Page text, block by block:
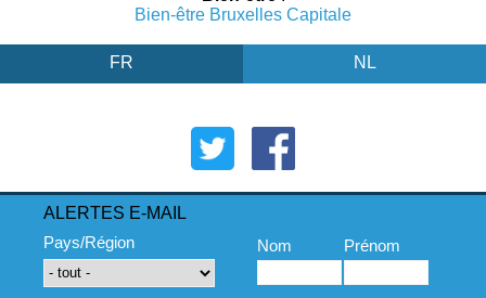
Bien-être Bruxelles Capitale
FR NL
ALERTES E-MAIL
Pays/Région
Nom Prénom